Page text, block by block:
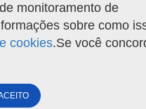
monitoramento de
sobre como
cookies.Se você